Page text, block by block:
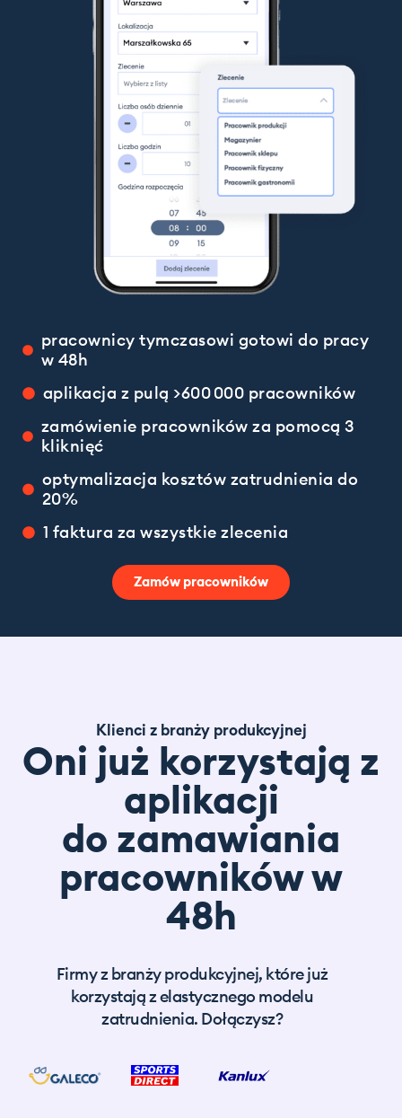
pracownicy tymczasowi gotowi do pracy
w 48h
aplikacja z pulą >600 000 pracowników
zamówienie pracowników za pomocą 3
kliknięć
optymalizacja kosztów zatrudnienia do
20%
1 faktura za wszystkie zlecenia
Zamów pracowników
Klienci z branży produkcyjnej
Oni już korzystają z
aplikacji
do zamawiania
pracowników w
48h
Firmy z branży produkcyjnej, które już
korzystają z elastycznego modelu
zatrudnienia. Dołączysz?